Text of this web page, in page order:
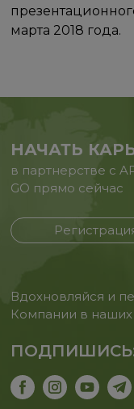
марта 2018 года.
НАЧАТЬ
в партнерстве с
GO прямо сейчас
Вдохновляйся и
Компании в наших